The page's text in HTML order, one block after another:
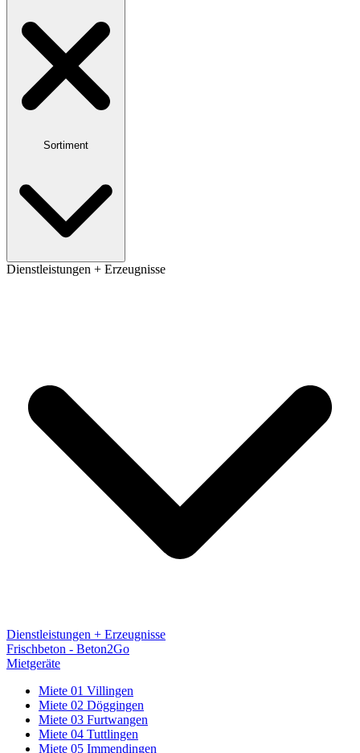
Sortiment
Dienstleistungen + Erzeugnisse
Dienstleistungen + Erzeugnisse
Frischbeton - Beton2Go
Mietgeräte
Miete 01 Villingen
Miete 02 Döggingen
Miete 03 Furtwangen
Miete 04 Tuttlingen
Miete 05 Immendingen